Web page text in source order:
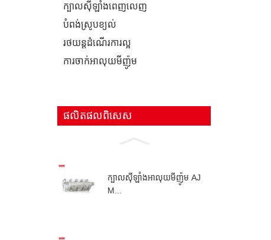
ក្បាលស៊ីឡាំងពេញលេញ
បំពង់​ស្រូប​ខ្យល់
រថយន្ត​ដំណើរការ​ល្អ
ការ​ចាក់​អាលុយមីញ៉ូម
ផលិតផលពិសេស
ក្បាលស៊ីឡាំងអាលុយមីញ៉ូម AJ
M...